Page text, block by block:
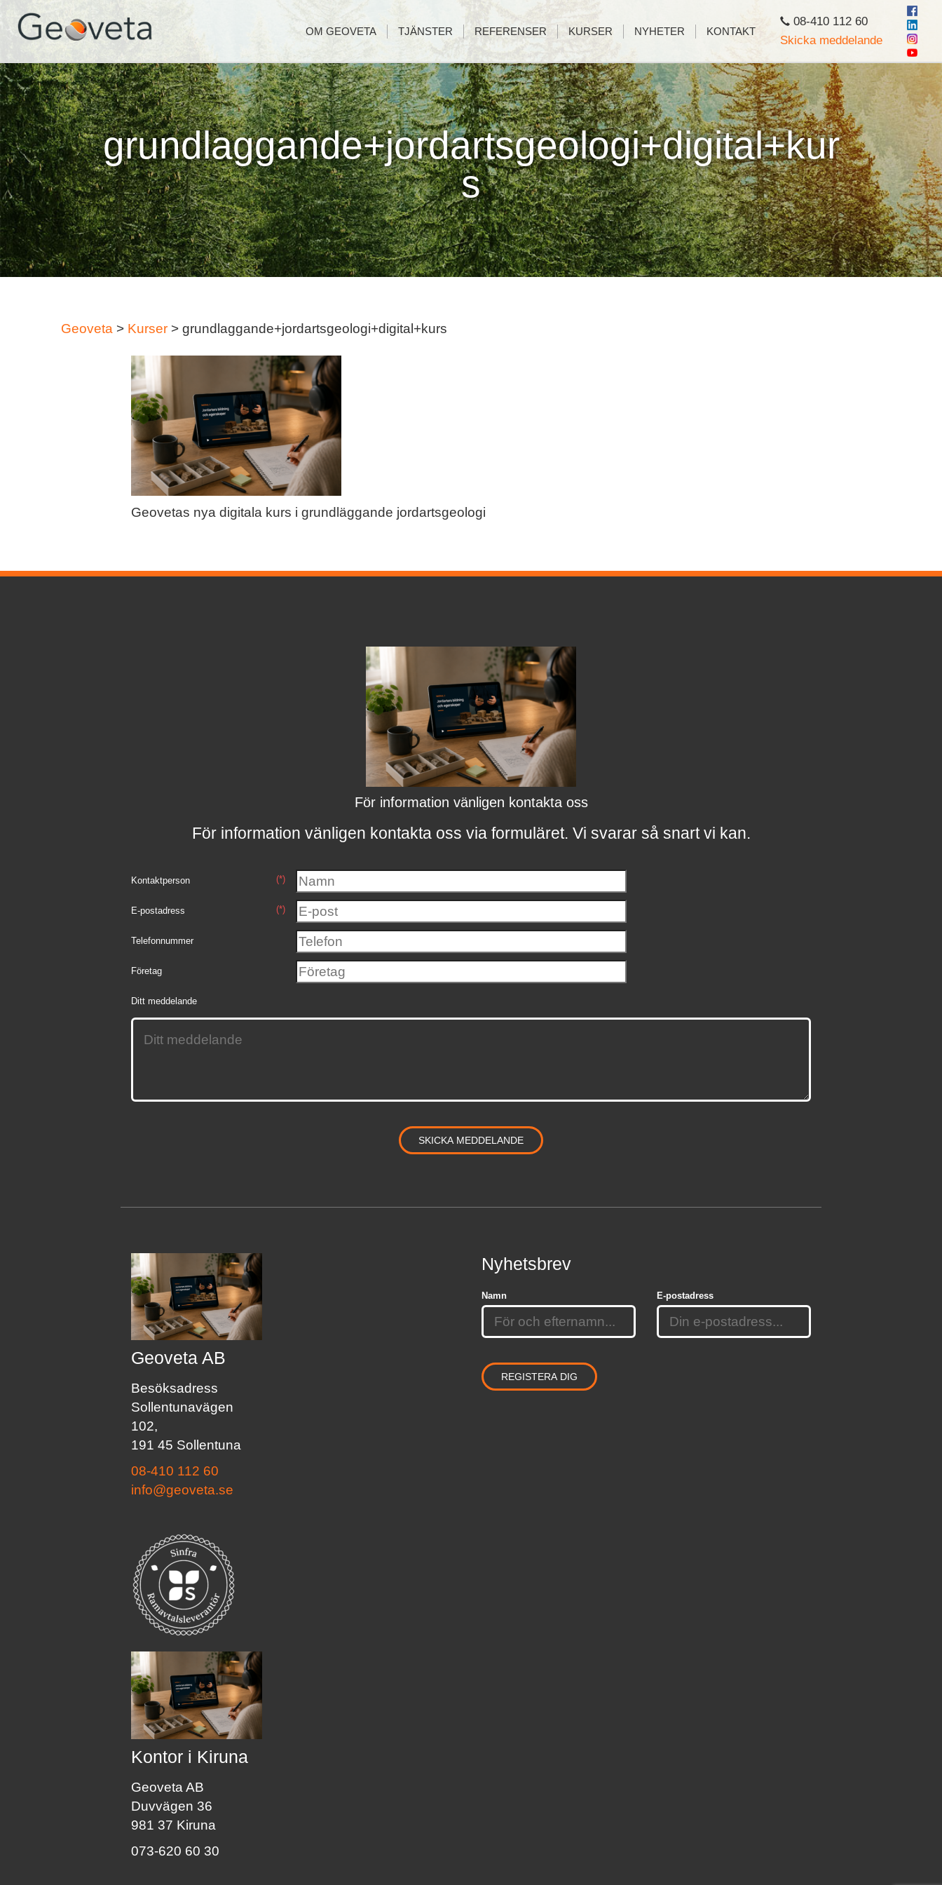
08-410 112 60
Skicka meddelande
OM GEOVETA TJÄNSTER REFERENSER KURSER NYHETER KONTAKT
grundlaggande+jordartsgeologi+digital+kur
s
Geoveta > Kurser > grundlaggande+jordartsgeologi+digital+kurs
Geovetas nya digitala kurs i grundläggande jordartsgeologi
För information vänligen kontakta oss
För information vänligen kontakta oss via formuläret. Vi svararså snart vi kan.
Kontaktperson (*)
E-postadress (*)
Telefonnummer
Företag
Ditt meddelande
Geoveta AB
Besöksadress
Sollentunavägen
102,
191 45 Sollentuna
08-410 112 60
info@geoveta.se
Kontor i Kiruna
Geoveta AB
Duvvägen 36
981 37 Kiruna
073-620 60 30
Nyhetsbrev
Namn E-postadress